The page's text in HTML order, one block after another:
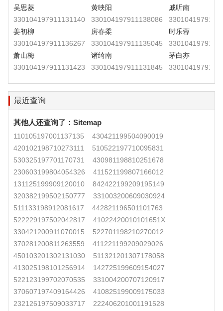
吴思菱
330104197911131140
黄映阳
330104197911138086
戚听南
姜初柳
330104197911136267
房春柔
330104197911135045
时乐蓉
萧山梅
330104197911131423
诸绮南
330104197911131845
茅白亦
最近查询
其他人还查询了： Sitemap
110105197001137135
430421199504090019
420102198710273111
510522197710095831
530325197701170731
430981198810251678
230603199804054326
411521199807166012
131125199909120010
842422199209195149
320382199502150777
331003200609030924
511133198912081617
442821196501101763
522229197502042817
41022420010101651X
330421200911070015
522701198210270012
370281200811263559
411221199209029026
450103201302131030
511321201307178058
413025198101256914
142725199609154027
522123199702070535
331004200707120917
370607197409164426
410825199009175033
232126197509033717
222406201001191528